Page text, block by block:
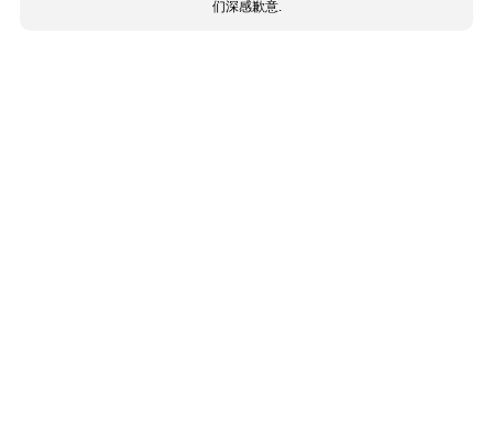
们深感歉意.